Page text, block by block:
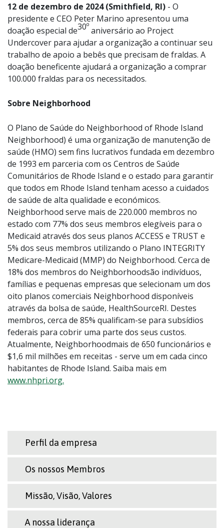
12 de dezembro de 2024 (Smithfield, RI) - O
presidente e CEO Peter Marino apresentou uma
doação especial de30ºaniversário ao Project
Undercover para ajudar a organização a continuar seu
trabalho de apoio a bebês que precisam de fraldas. A
doação beneficente ajudará a organização a comprar
100.000 fraldas para os necessitados.
Sobre Neighborhood
O Plano de Saúde do Neighborhood of Rhode Island
Neighborhood) é uma organização de manutenção de
saúde (HMO) sem fins lucrativos fundada em dezembro
de 1993 em parceria com os Centros de Saúde
Comunitários de Rhode Island e o estado para garantir
que todos em Rhode Island tenham acesso a cuidados
de saúde de alta qualidade e económicos.
Neighborhood serve mais de 220.000 membros no
estado com 77% dos seus membros elegíveis para o
Medicaid através dos seus planos ACCESS e TRUST e
5% dos seus membros utilizando o Plano INTEGRITY
Medicare-Medicaid (MMP) do Neighborhood. Cerca de
18% dos membros do Neighborhoodsão indivíduos,
famílias e pequenas empresas que selecionam um dos
oito planos comerciais Neighborhood disponíveis
através da bolsa de saúde, HealthSourceRI. Destes
membros, cerca de 85% qualificam-se para subsídios
federais para cobrir uma parte dos seus custos.
Atualmente, Neighborhoodmais de 650 funcionários e
$1,6 mil milhões em receitas - serve um em cada cinco
habitantes de Rhode Island. Saiba mais em
www.nhpri.org.
Perfil da empresa
Os nossos Membros
Missão, Visão, Valores
A nossa liderança